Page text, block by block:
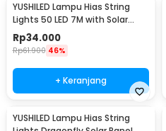
YUSHILED Lampu Hias String
Lights 50 LED 7M with Solar
Panel - M072
Rp34.000
Rp61.900 46%
+ Keranjang
YUSHILED Lampu Hias String